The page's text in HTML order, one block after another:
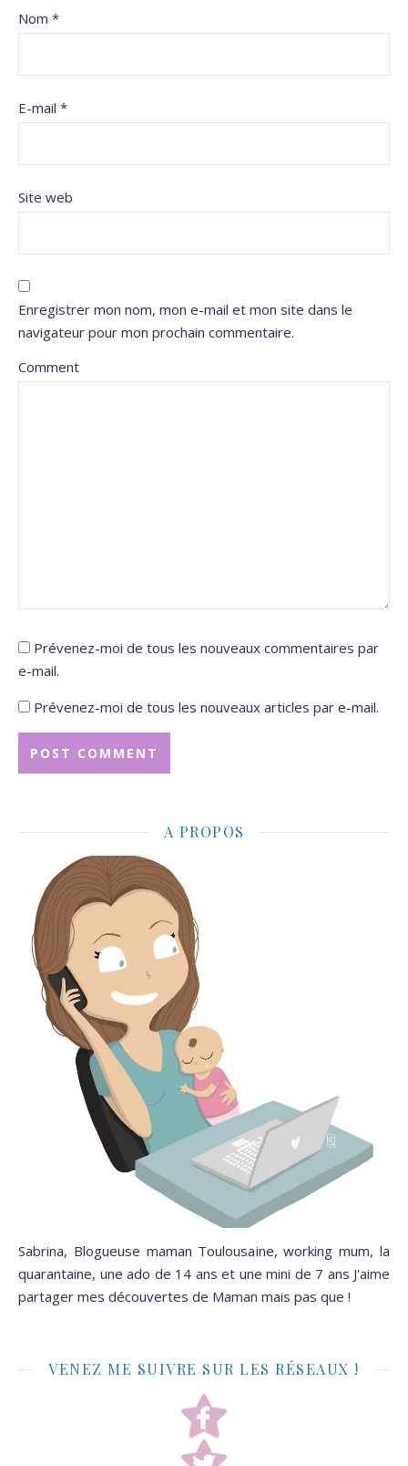
Nom *
E-mail *
Site web
Enregistrer mon nom, mon e-mail et mon site dans le
navigateur pour mon prochain commentaire.
Comment
Prévenez-moi de tous les nouveaux commentaires par
e-mail.
Prévenez-moi de tous les nouveaux articles par e-mail.
A PROPOS
Sabrina, Blogueuse maman Toulousaine, working mum, la
quarantaine, une ado de 14 ans et une mini de 7 ans J'aime
partager mes découvertes de Maman mais pas que !
VENEZ ME SUIVRE SUR LES RÉSEAUX !